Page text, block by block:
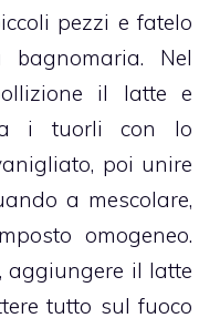
pezzi e fatelo
bagnomaria. Nel
il latte e
i tuorli con lo
poi unire
a mescolare,
omogeneo.
aggiungere il latte
tutto sul fuoco